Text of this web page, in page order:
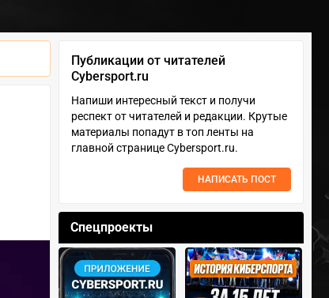
Публикации от читателей
Cybersport.ru
Напиши интересный текст и получи
респект от читателей и редакции. Крутые
материалы попадут в топ ленты на
главной странице Cybersport.ru.
НАПИСАТЬ ПОСТ
Спецпроекты